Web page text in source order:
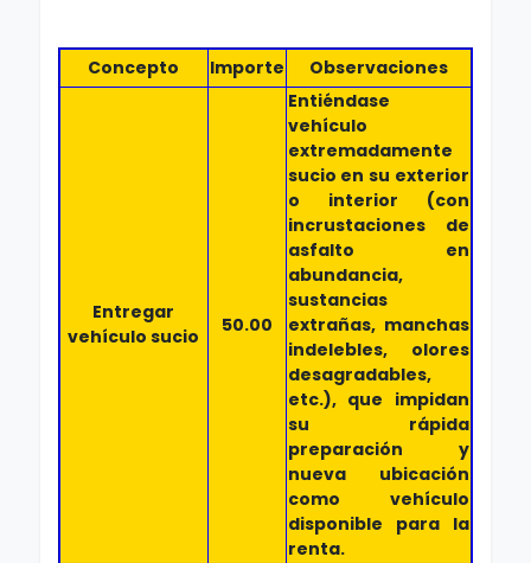
Concepto Importe Observaciones
Entregar
vehículo sucio
50.00
Entiéndase
vehículo
extremadamente
sucio en su exterior
o interior (con
incrustaciones de
asfalto en
abundancia,
sustancias
extrañas, manchas
indelebles, olores
desagradables,
etc.), que impidan
su rápida
preparación y
nueva ubicación
como vehículo
disponible para la
renta.